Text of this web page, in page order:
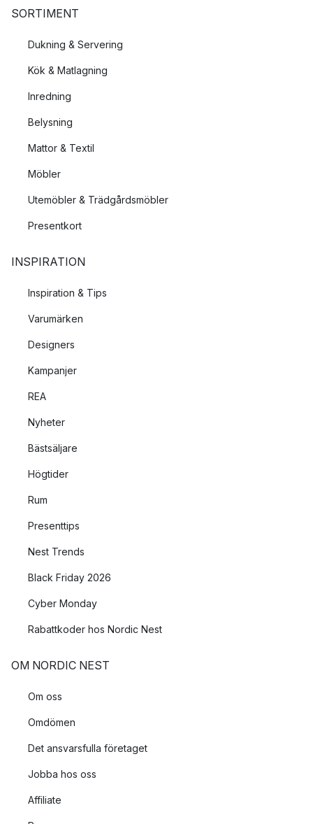
SORTIMENT
Dukning & Servering
Kök & Matlagning
Inredning
Belysning
Mattor & Textil
Möbler
Utemöbler & Trädgårdsmöbler
Presentkort
INSPIRATION
Inspiration & Tips
Varumärken
Designers
Kampanjer
REA
Nyheter
Bästsäljare
Högtider
Rum
Presenttips
Nest Trends
Black Friday 2026
Cyber Monday
Rabattkoder hos Nordic Nest
OM NORDIC NEST
Om oss
Omdömen
Det ansvarsfulla företaget
Jobba hos oss
Affiliate